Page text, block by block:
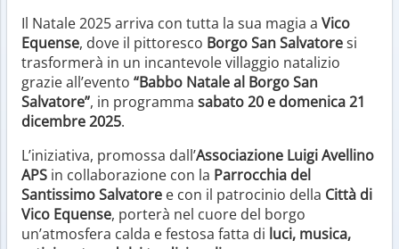
Il Natale 2025 arriva con tutta la sua magia a Vico
Equense, dove il pittoresco Borgo San Salvatoresi
trasformerà in un incantevole villaggio natalizio
grazie all’evento “Babbo Natale al Borgo San
Salvatore”, in programma sabato 20 e domenica 21
dicembre 2025.
L’iniziativa, promossa dall’Associazione Luigi Avellino
APS in collaborazione con la Parrocchia del
Santissimo Salvatore e con il patrocinio della Città di
Vico Equense, porterà nel cuore del borgo
un’atmosfera calda e festosa fatta di luci, musica,